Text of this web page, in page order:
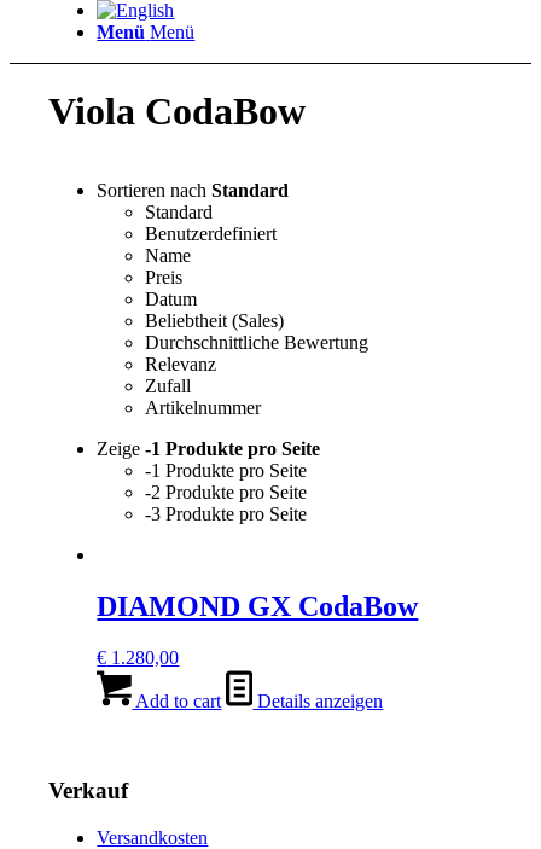
Menü Menü
Viola CodaBow
Sortieren nachStandard
Standard
Benutzerdefiniert
Name
Preis
Datum
Beliebtheit (Sales)
Durchschnittliche Bewertung
Relevanz
Zufall
Artikelnummer
Zeige-1 Produkte pro Seite
-1 Produkte pro Seite
-2 Produkte pro Seite
-3 Produkte pro Seite
DIAMOND GX CodaBow
€ 1.280,00
Add to cart Details anzeigen
Verkauf
Versandkosten